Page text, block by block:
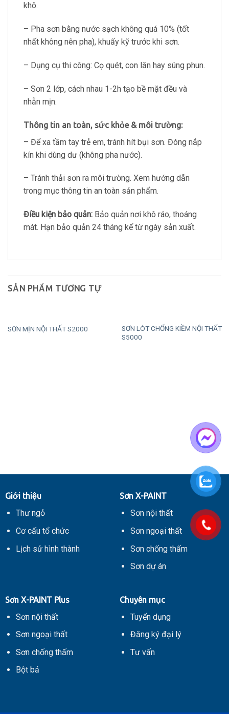
khô.
– Pha sơn bằng nước sạch không quá 10% (tốt
nhất không nên pha), khuấy kỹ trước khi sơn.
– Dụng cụ thi công: Cọ quét, con lăn hay súng phun.
– Sơn 2 lớp, cách nhau 1-2h tạo bề mặt đều và
nhẵn mịn.
Thông tin an toàn, sức khỏe & môi trường:
– Để xa tầm tay trẻ em, tránh hít bụi sơn. Đóng nắp
kín khi dùng dư (không pha nước).
– Tránh thải sơn ra môi trường. Xem hướng dẫn
trong mục thông tin an toàn sản phẩm.
Điều kiện bảo quản: Bảo quản nơi khô ráo, thoáng
mát. Hạn bảo quản 24 tháng kể từ ngày sản xuất.
SẢN PHẨM TƯƠNG TỰ
SƠN MỊN NỘI THẤT S2000
SƠN LÓT CHỐNG KIỀM NỘI THẤT
S5000
Giới thiệu
Thư ngỏ
Cơ cấu tổ chức
Lịch sử hình thành
Sơn X-PAINT
Sơn nội thất
Sơn ngoại thất
Sơn chống thấm
Sơn dự án
Sơn X-PAINT Plus
Sơn nội thất
Sơn ngoại thất
Sơn chống thấm
Bột bả
Chuyên mục
Tuyển dụng
Đăng ký đại lý
Tư vấn